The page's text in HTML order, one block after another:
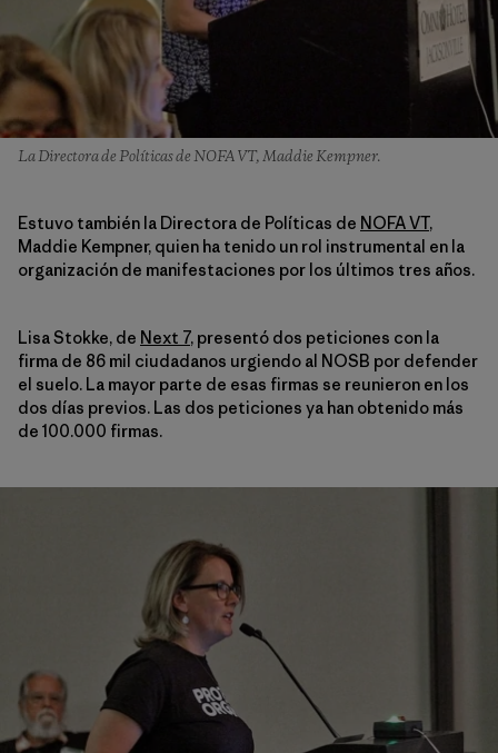
La Directora de Políticas de NOFA VT, Maddie Kempner.
Estuvo también la Directora de Políticas de NOFA VT,
Maddie Kempner, quien ha tenido un rol instrumental en la
organización de manifestaciones por los últimos tres años.
Lisa Stokke, de Next 7, presentó dos peticiones con la
firma de 86 mil ciudadanos urgiendo al NOSB por defender
el suelo. La mayor parte de esas firmas se reunieron en los
dos días previos. Las dos peticiones ya han obtenido más
de 100.000 firmas.